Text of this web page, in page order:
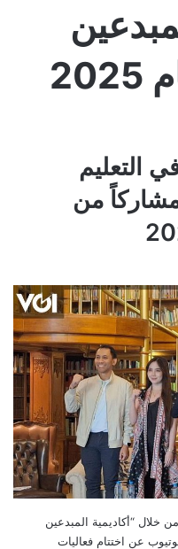
التعليم
بتخريج 568 مشاركاً من
خلال “أكاديمية المبدعين
يوتيوب عن اختتام فعاليات